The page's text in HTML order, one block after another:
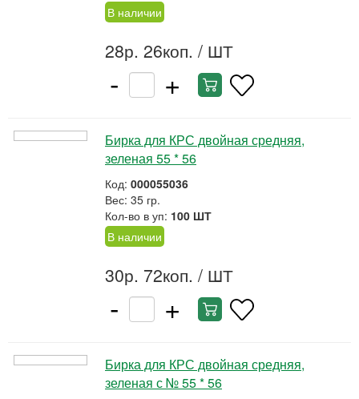
В наличии
28р. 26коп. / ШТ
- +
Бирка для КРС двойная средняя,
зеленая 55 * 56
Код: 000055036
Вес: 35 гр.
Кол-во в уп: 100 ШТ
В наличии
30р. 72коп. / ШТ
- +
Бирка для КРС двойная средняя,
зеленая с № 55 * 56